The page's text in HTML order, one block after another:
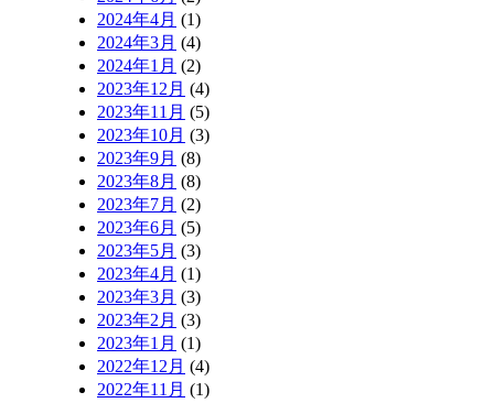
2024年4月 (1)
2024年3月 (4)
2024年1月 (2)
2023年12月 (4)
2023年11月 (5)
2023年10月 (3)
2023年9月 (8)
2023年8月 (8)
2023年7月 (2)
2023年6月 (5)
2023年5月 (3)
2023年4月 (1)
2023年3月 (3)
2023年2月 (3)
2023年1月 (1)
2022年12月 (4)
2022年11月 (1)